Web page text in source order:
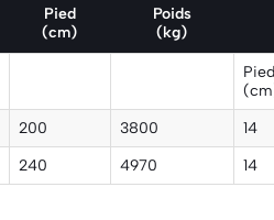
Pied
(cm)
Poids
(kg)
Pied
200 3800 14
240 4970 14